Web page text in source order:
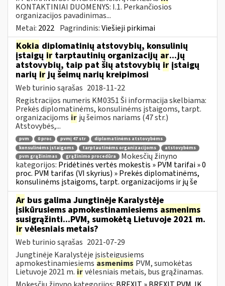
KONTAKTINIAI DUOMENYS: I.1. Perkančiosios
organizacijos pavadinimas...
Metai: 2022 Pagrindinis:Viešieji pirkimai
Kokia diplomatinių atstovybių, konsulinių
įstaigų ir tarptautinių organizacijų ar...jų
atstovybių, taip pat šių atstovybiųir įstaigų
narių irjų šeimų narių kreipimosi
Web turinio sąrašas 2018-11-22
Registracijos numeris KM0351 Ši informacija skelbiama:
Prekės diplomatinėms, konsulinėms įstaigoms, tarpt.
organizacijoms ir jų šeimos nariams (47 str.)
Atstovybės,...
pvm 0 proc pvmį 47 str
diplomatinėms atstovybėms
konsulinėms įstaigoms
tarptautinėms organizacijoms
atstovybėms
pvm grąžinimas
grąžinimo procedūra
Mokesčių žinyno
kategorijos: Pridėtinės vertės mokestis » PVM tarifai » 0
proc. PVM tarifas (VI skyrius) » Prekės diplomatinėms,
konsulinėms įstaigoms, tarpt. organizacijoms ir jų še
Ar bus galima Jungtinėje Karalystėje
įsikūrusiems apmokestinamiesiems asmenims
susigrąžinti...PVM, sumokėtą Lietuvoje 2021 m.
ir vėlesniais metais?
Web turinio sąrašas 2021-07-29
Jungtinėje Karalystėje įsisteigusiems
apmokestinamiesiems asmenims PVM, sumokėtas
Lietuvoje 2021 m. irvėlesniais metais, bus grąžinamas.